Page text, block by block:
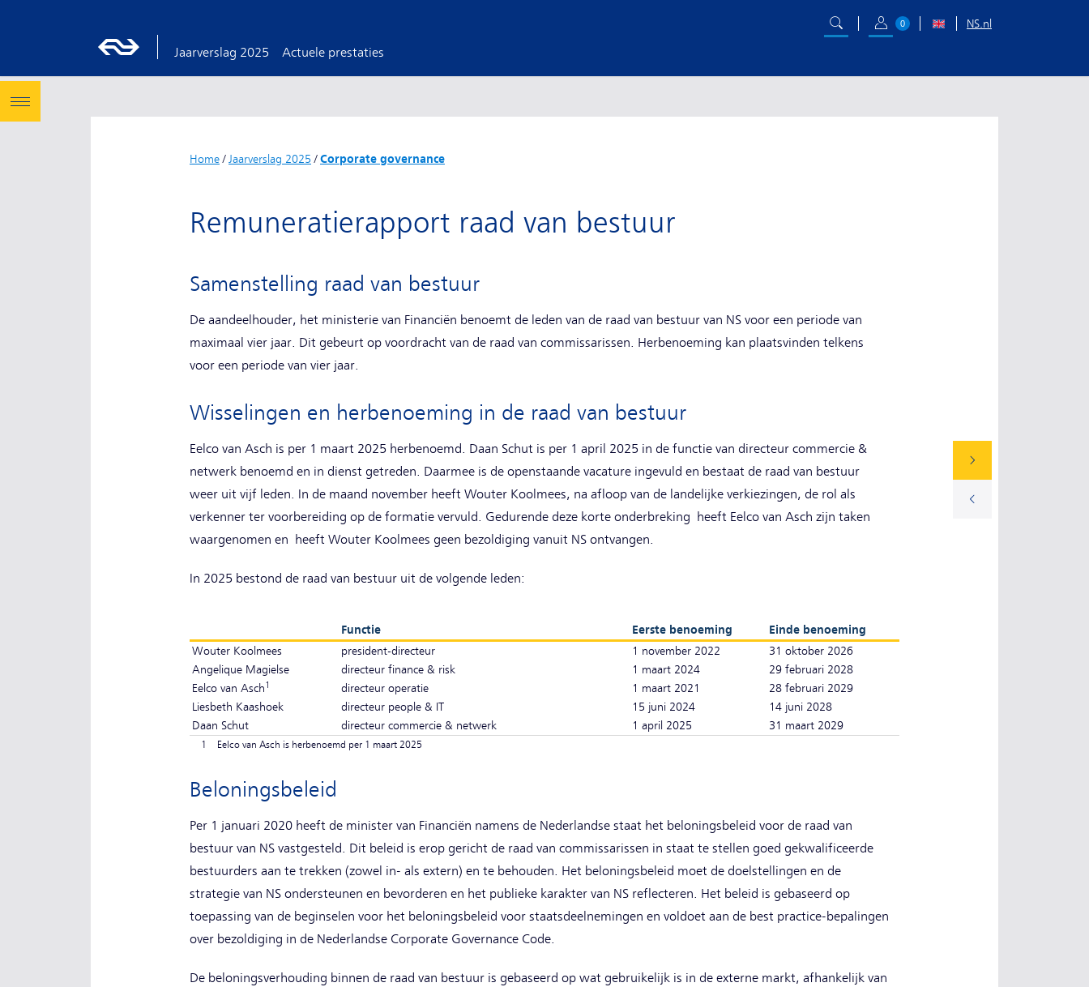
Jaarverslag 2025 Actuele prestaties
0 NS.nl
Home/ Jaarverslag 2025 /Corporate governance
Remuneratierapport raad van bestuur
Samenstelling raad van bestuur
De aandeelhouder, het ministerie van Financiën benoemt de leden van de raad van bestuur van NS voor een periode van
maximaal vier jaar. Dit gebeurt op voordracht van de raad van commissarissen. Herbenoeming kan plaatsvinden telkens
voor een periode van vier jaar.
Wisselingen en herbenoeming in de raad van bestuur
Eelco van Asch is per 1 maart 2025 herbenoemd. Daan Schut is per 1 april 2025 in de functie van directeur commercie &
netwerk benoemd en in dienst getreden. Daarmee is de openstaande vacature ingevuld en bestaat de raad van bestuur
weer uit vijf leden. In de maand november heeft Wouter Koolmees, na afloop van de landelijke verkiezingen, de rol als
verkenner ter voorbereiding op de formatie vervuld. Gedurende deze korte onderbreking heeft Eelco van Asch zijn taken
waargenomen en heeft Wouter Koolmees geen bezoldiging vanuit NS ontvangen.
In 2025 bestond de raad van bestuur uit de volgende leden:
Functie Eerste benoeming
Einde benoeming
Wouter Koolmees
president-directeur 1 november 2022
31 oktober 2026
Angelique Magielse
directeur finance & risk 1 maart 2024
29 februari 2028
Eelco van Asch1 directeur operatie 1 maart 2021
28 februari 2029
Liesbeth Kaashoek
directeur people & IT 15 juni 2024
14 juni 2028
Daan Schut
directeur commercie & netwerk 1 april 2025 31 maart 2029
1 Eelco van Asch is herbenoemd per 1 maart 2025
Beloningsbeleid
Per 1 januari 2020 heeft de minister van Financiën namens de Nederlandse staat het beloningsbeleid voor de raad van
bestuur van NS vastgesteld. Dit beleid is erop gericht de raad van commissarissen in staat te stellen goed gekwalificeerde
bestuurders aan te trekken (zowel in- als extern) en te behouden. Het beloningsbeleid moet de doelstellingen en de
strategie van NS ondersteunen en bevorderen en het publieke karakter van NS reflecteren. Het beleid is gebaseerd op
toepassing van de beginselen voor het beloningsbeleid voor staatsdeelnemingen en voldoet aan de best practice-bepalingen
over bezoldiging in de Nederlandse Corporate Governance Code.
De beloningsverhouding binnen de raad van bestuur is gebaseerd op wat gebruikelijk is in de externe markt, afhankelijk van